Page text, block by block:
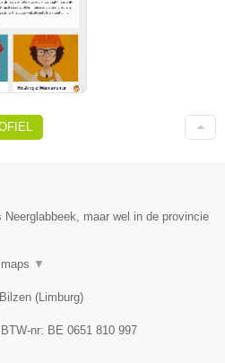
maar wel in de provincie
▼
Bilzen (Limburg)
nr: BE 0651 810 997